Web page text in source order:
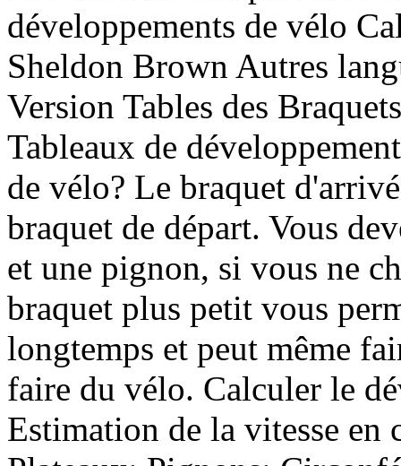
développements de vélo
Sheldon Brown Autres
Version Tables des
Tableaux de
de vélo? Le braquet
braquet de départ. Vous
et une pignon, si vous ne
braquet plus petit vous
longtemps et peut même
faire du vélo. Calculer le
Estimation de la vitesse en